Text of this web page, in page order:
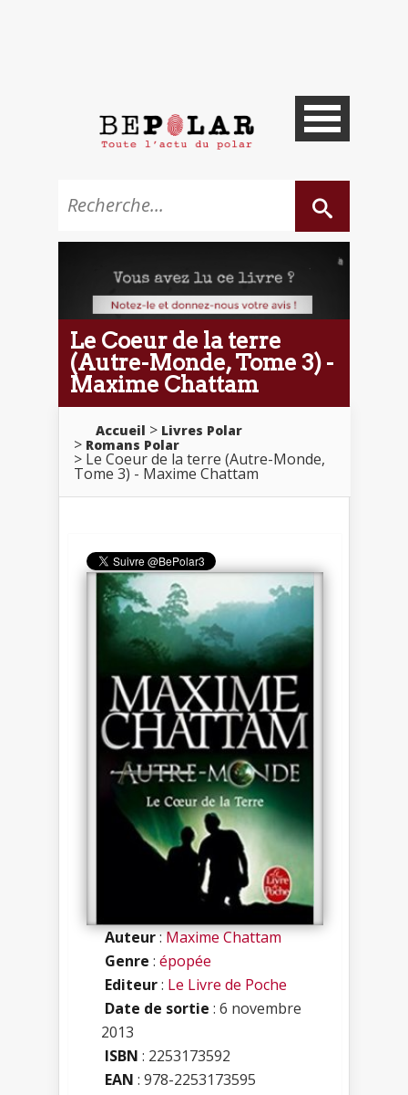
Le Coeur de la terre
(Autre-Monde, Tome 3) -
Maxime Chattam
Accueil
Livres Polar
Romans Polar
Le Coeur de la terre (Autre-Monde,
Tome 3) - Maxime Chattam
Auteur:Maxime Chattam
Genre : épopée
Editeur: Le Livre de Poche
Date de sortie : 6 novembre
2013
ISBN : 2253173592
EAN : 978-2253173595